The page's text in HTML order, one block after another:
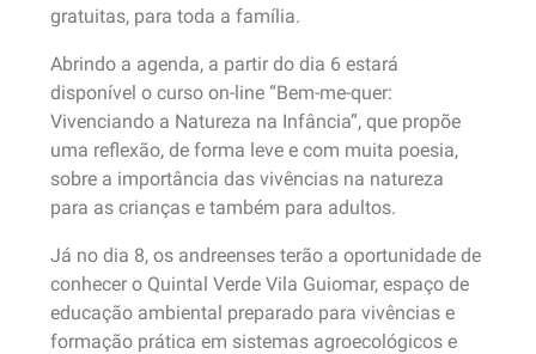
gratuitas, para toda a família.
Abrindo a agenda, a partir do dia 6 estará
disponível o curso on-line “Bem-me-quer:
Vivenciando a Natureza na Infância”, que propõe
uma reflexão, de forma leve e com muita poesia,
sobre a importância das vivências na natureza
para as crianças e também para adultos.
Já no dia 8, os andreenses terão a oportunidade de
conhecer o Quintal Verde Vila Guiomar, espaço de
educação ambiental preparado para vivências e
formação prática em sistemas agroecológicos e